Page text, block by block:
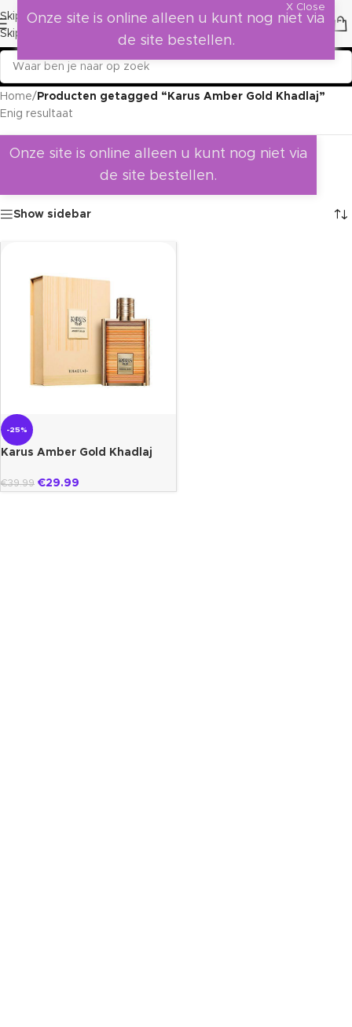
Skip to navigation
Skip to main content
Home/ Producten getagged “Karus Amber Gold Khadlaj”
Enig resultaat
Onze site is online alleen u kunt nog niet via
de site bestellen.
Show sidebar
-25%
Karus Amber Gold Khadlaj
€39.99 €29.99
X Close
Onze site is online alleen u kunt nog niet via
de site bestellen.